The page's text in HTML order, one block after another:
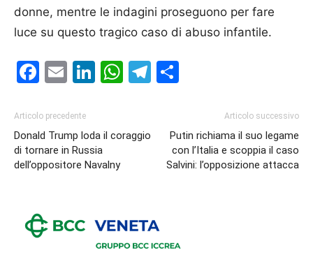
donne, mentre le indagini proseguono per fare
luce su questo tragico caso di abuso infantile.
Facebook
EmailLinkedIn
WhatsApp
Telegram
Articolo precedente
Donald Trump loda il coraggio
di tornare in Russia
dell’oppositore Navalny
Articolo successivo
Putin richiama il suo legame
con l’Italia e scoppia il caso
Salvini: l’opposizione attacca